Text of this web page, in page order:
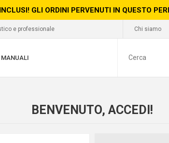
GLI ORDINI PERVENUTI IN QUESTO
e professionale Chi siamo
MANUALI
BENVENUTO, ACCEDI!